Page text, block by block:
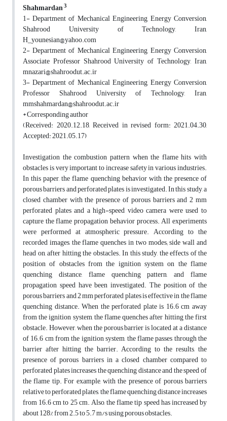
Shahmardan3
1- Department of Mechanical Engineering, Energy Conversion,
Shahrood University of Technology, Iran,
H_younesian@yahoo.com
2- Department of Mechanical Engineering, Energy Conversion,
Associate Professor Shahrood University of Technology, Iran,
mnazari@shahroodut.ac.ir
3- Department of Mechanical Engineering, Energy Conversion,
Professor Shahrood University of Technology, Iran,
mmshahmardan@shahroodut.ac.ir
* Corresponding author
(Received: 2020.12.18, Received in revised form: 2021.04.30,
Accepted: 2021.05.17)
Investigation the combustion pattern when the flame hits with
obstacles is very important to increase safety in various industries.
In this paper, the flame quenching behavior with the presence of
porous barriers and perforated plates is investigated. In this study, a
closed chamber with the presence of porous barriers and 2 mm
perforated plates and a high-speed video camera were used to
capture the flame propagation behavior process. All experiments
were performed at atmospheric pressure. According to the
recorded images, the flame quenches in two modes; side wall and
head on, after hitting the obstacles. In this study, the effects of the
position of obstacles from the ignition system on the flame
quenching distance, flame quenching pattern, and flame
propagation speed have been investigated. The position of the
porous barriers and 2 mm perforated plates is effective in the flame
quenching distance. When the perforated plate is 16.6 cm away
from the ignition system, the flame quenches after hitting the first
obstacle. However, when the porous barrier is located at a distance
of 16.6 cm from the ignition system, the flame passes through the
barrier after hitting the barrier. According to the results, the
presence of porous barriers in a closed chamber compared to
perforated plates increases the quenching distance and the speed of
the flame tip. For example, with the presence of porous barriers
relative to perforated plates, the flame quenching distance increases
from 16.6 cm to 25 cm. Also, the flame tip speed has increased by
about 128% from 2.5 to 5.7 m/s using porous obstacles.